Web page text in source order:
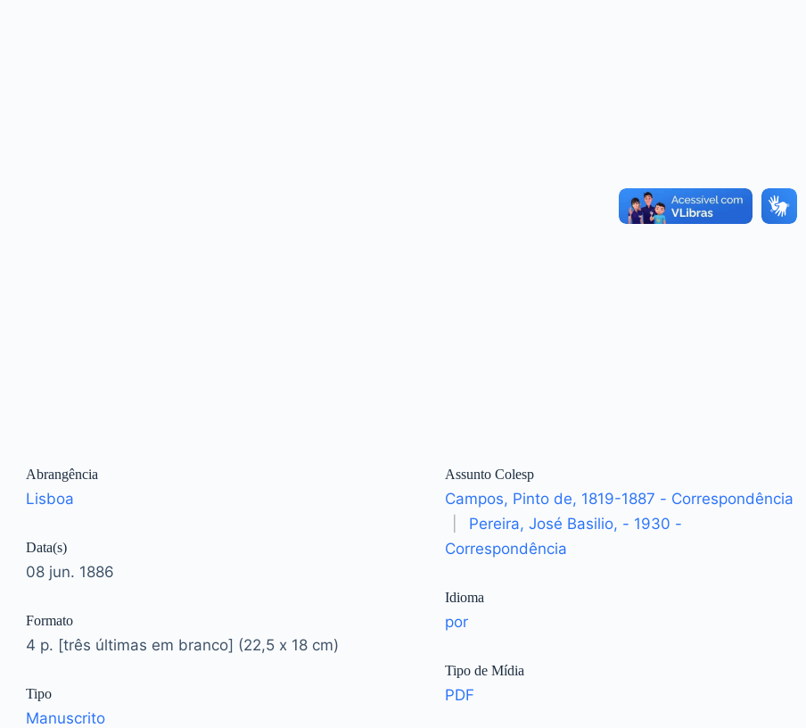
Abrangência
Lisboa
Data(s)
08 jun. 1886
Formato
4 p. [três últimas em branco] (22,5 x 18 cm)
Tipo
Manuscrito
Assunto Colesp
Campos, Pinto de, 1819-1887 - Correspondência
Pereira, José Basilio, - 1930 -
Correspondência
Idioma
por
Tipo de Mídia
PDF